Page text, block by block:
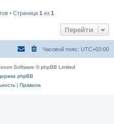
• Страница 1 из 1
Перейти
Часовой пояс: UTC+03:00
Software © phpBB Limited
phpBB
| Правила